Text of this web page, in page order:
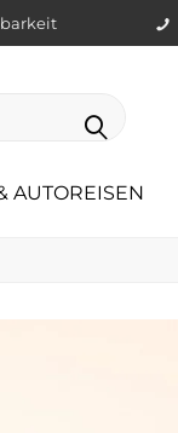
AUTOREISEN